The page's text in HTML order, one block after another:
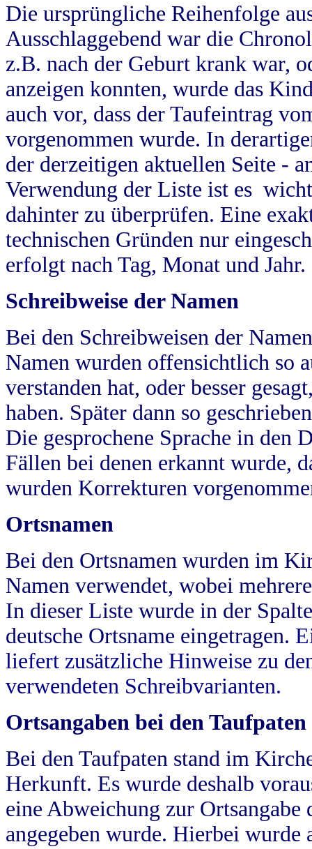
Die ursprüngliche Reihenfolge
Ausschlaggebend war die
z.B. nach der Geburt krank war,
anzeigen konnten, wurde das
auch vor, dass der Taufeintrag
vorgenommen wurde. In
der derzeitigen aktuellen Seite -
Verwendung der Liste ist es
dahinter zu überprüfen. Eine
technischen Gründen nur
erfolgt nach Tag, Monat und Jahr.
Schreibweise der Namen
Bei den Schreibweisen der
Namen wurden offensichtlich so
verstanden hat, oder besser
haben. Später dann so
Die gesprochene Sprache in
Fällen bei denen erkannt wurde,
wurden Korrekturen
Ortsnamen
Bei den Ortsnamen wurden im
Namen verwendet, wobei
In dieser Liste wurde in der
deutsche Ortsname eingetragen.
liefert zusätzliche Hinweise zu
verwendeten Schreibvarianten.
Ortsangaben bei den Taufpaten
Bei den Taufpaten stand im
Herkunft. Es wurde deshalb
eine Abweichung zur
angegeben wurde. Hierbei wurde